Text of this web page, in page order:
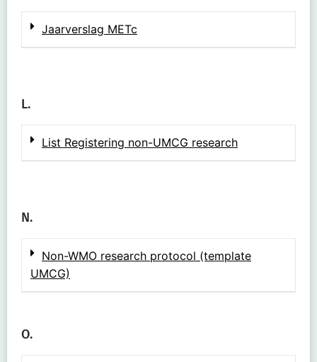
Jaarverslag METc
L.
List Registering non-UMCG research
N.
Non-WMO research protocol (template
UMCG)
O.